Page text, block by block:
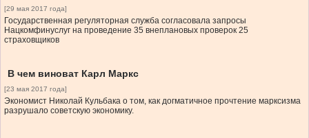
[29 мая 2017 года]
Государственная регуляторная служба согласовала запросы
Нацкомфинуслуг на проведение 35 внеплановых проверок 25
страховщиков
В чем виноват Карл Маркс
[23 мая 2017 года]
Экономист Николай Кульбака о том, как догматичное прочтение марксизма
разрушало советскую экономику.